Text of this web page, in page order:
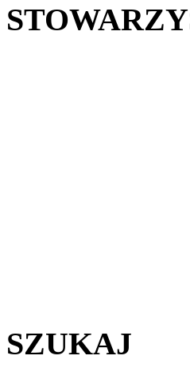
SZUKAJ